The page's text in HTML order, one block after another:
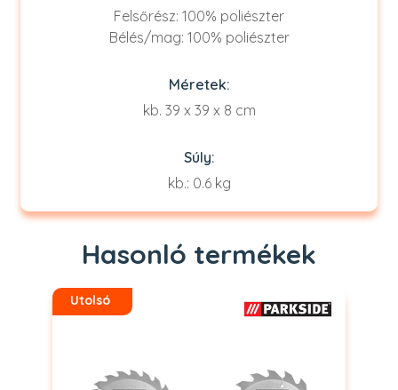
Felsőrész: 100% poliészter
Bélés/mag: 100% poliészter
Méretek:
kb. 39 x 39 x 8 cm
Súly:
kb.: 0.6 kg
Hasonló termékek
Utolsó